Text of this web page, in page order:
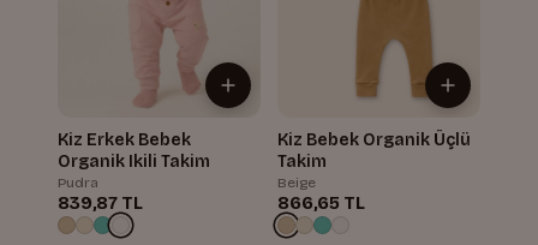
Kiz Erkek Bebek
Organik Ikili Takim
Pudra
839,87 TL
Kiz Bebek Organik Üçlü
Takim
Beige
866,65 TL